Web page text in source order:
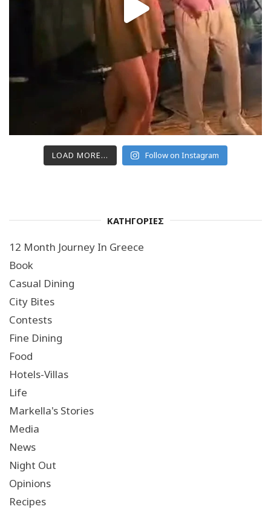
LOAD MORE... Follow on Instagram
ΚΑΤΗΓΟΡΙΕΣ
12 Month Journey In Greece
Book
Casual Dining
City Bites
Contests
Fine Dining
Food
Hotels-Villas
Life
Markella's Stories
Media
News
Night Out
Opinions
Recipes